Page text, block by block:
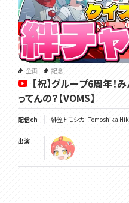
▽公式サイト
https://voms.net/
▽公式Youtubeチャンネル
https://www.youtube.com/
#トモしび
企画 記念
【祝】グループ6周年！
ってんの？【VOMS】
配信ch 緋笠トモシカ - Tomoshika
出演